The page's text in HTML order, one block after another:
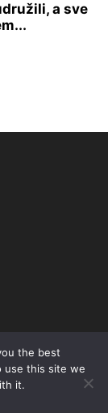
a sve
the best
use this site we
it.